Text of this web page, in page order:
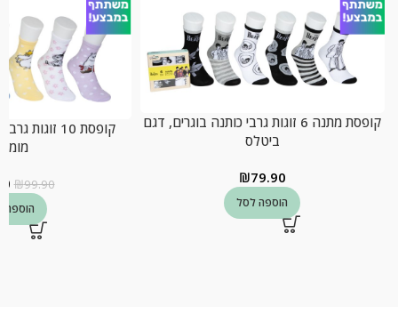
קופסת מתנה 6 זוגות גרבי כותנה בוגרים, דגם
ביטלס
₪79.90
הוספה לסל
קופסת 10
₪99.90
הוספה